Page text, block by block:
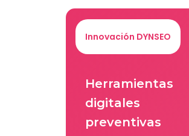
Innovación DYNSEO
Herramientas
digitales
preventivas